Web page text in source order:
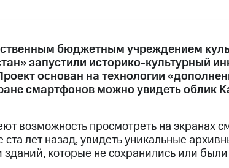
бюджетным учреждением
запустили историко-культурный
основан на технологии
смартфонов можно увидеть облик
возможность просмотреть на экранах
лет назад, увидеть уникальные
зданий, которые не сохранились или